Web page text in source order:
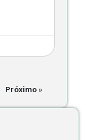
Próximo »